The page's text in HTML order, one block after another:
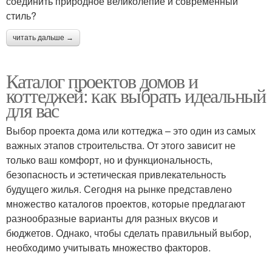
стиль?
читать дальше →
Каталог проектов домов и
коттеджей: как выбрать идеальный
для вас
Выбор проекта дома или коттеджа – это один из самых
важных этапов строительства. От этого зависит не
только ваш комфорт, но и функциональность,
безопасность и эстетическая привлекательность
будущего жилья. Сегодня на рынке представлено
множество каталогов проектов, которые предлагают
разнообразные варианты для разных вкусов и
бюджетов. Однако, чтобы сделать правильный выбор,
необходимо учитывать множество факторов.